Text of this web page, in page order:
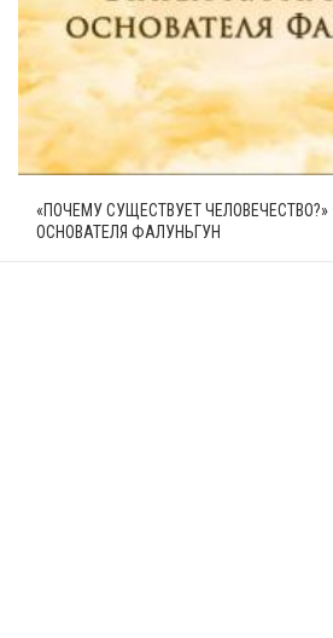
«ПОЧЕМУ СУЩЕСТВУЕТ
ОСНОВАТЕЛЯ ФАЛУНЬГУН